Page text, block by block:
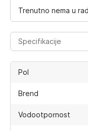
Trenutno nema u
Specifikacije
Pol
Brend
Vodootpornost